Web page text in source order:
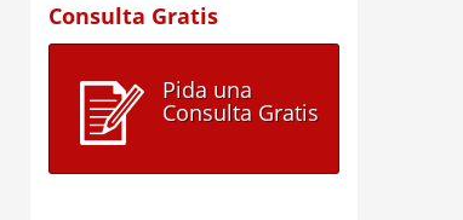
Consulta Gratis
Pida una
Consulta Gratis